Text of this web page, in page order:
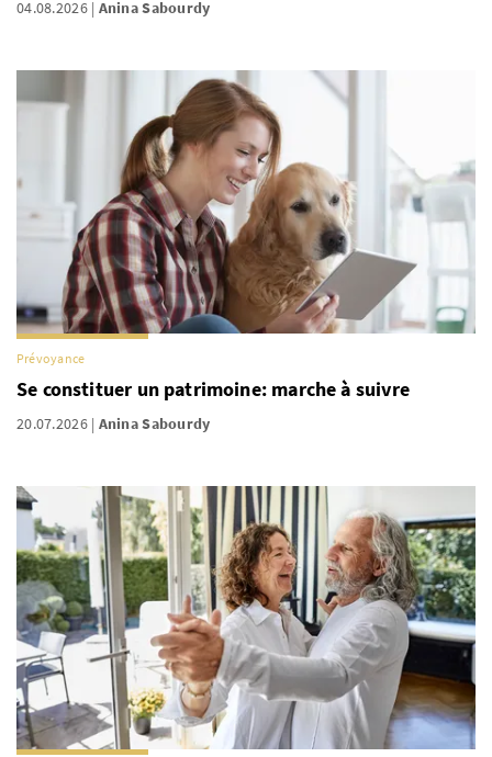
04.08.2026 Anina Sabourdy
Prévoyance
Se constituer un patrimoine: marche à suivre
20.07.2026 Anina Sabourdy